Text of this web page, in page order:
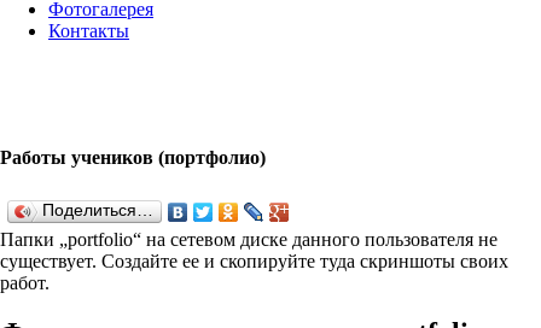
Фотогалерея
Контакты
Работы учеников (портфолио)
Поделиться…
Папки „port­fo­lio“ на сетевом диске данного пользователя не
существует. Создайте ее и скопируйте туда скриншоты своих
работ.